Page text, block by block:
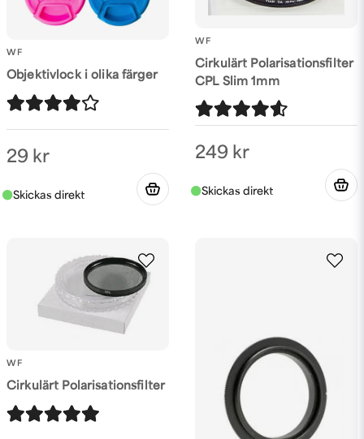
WF
Objektivlock i olika färger
29 kr
WF
Cirkulärt Polarisationsfilter
CPL Slim 1mm
249 kr
WF
Cirkulärt Polarisationsfilter